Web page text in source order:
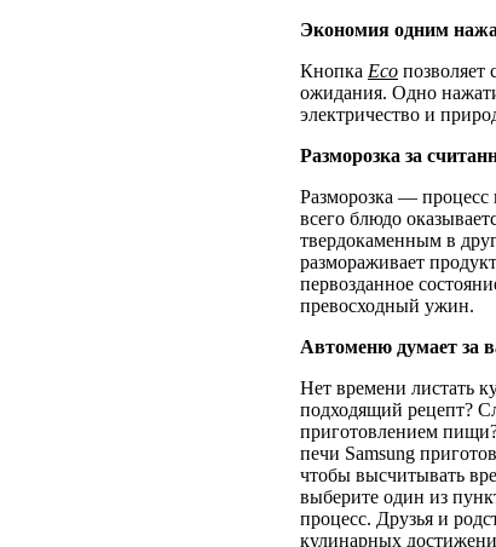
Экономия одним
Кнопка Eco позволяет
ожидания. Одно
электричество и
Разморозка за
Разморозка — процесс
всего блюдо
твердокаменным в
размораживает
первозданное
превосходный ужин.
Автоменю думает за
Нет времени листать
подходящий рецепт?
приготовлением
печи Samsung
чтобы высчитывать
выберите один из
процесс. Друзья и
кулинарных